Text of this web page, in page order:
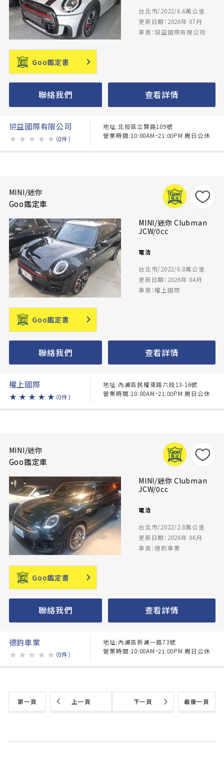
台北市/2022/6.6萬公里
更新日期：2026年 07月
車商：協益國際有限公司
Goo鑑定書
聯絡我們 查看詳情
協益國際有限公司
★ ★ ★ ★ ★ （0件）
地址:北投區立賢路109號
營業時間:10:00AM~21:00PM 周日公休
MINI/迷你
Goo鑑定車
MINI/迷你 Clubman
JCW/0cc
電洽
台北市/2022/6.8萬公里
更新日期：2026年 04月
車商：權上國際
Goo鑑定書
聯絡我們 查看詳情
權上國際
★ ★ ★ ★ ★ （0件）
地址:內湖區民權東路六段13-16號
營業時間:10:00AM~21:00PM 周日公休
MINI/迷你
Goo鑑定車
MINI/迷你 Clubman
JCW/0cc
電洽
台北市/2022/2.8萬公里
更新日期：2026年 06月
車商：德鈞車業
Goo鑑定書
聯絡我們 查看詳情
德鈞車業
★ ★ ★ ★ ★ （0件）
地址:內湖區新湖一路73號
營業時間:10:00AM~21:00PM 周日公休
第一頁 最後一頁
上一頁 下一頁